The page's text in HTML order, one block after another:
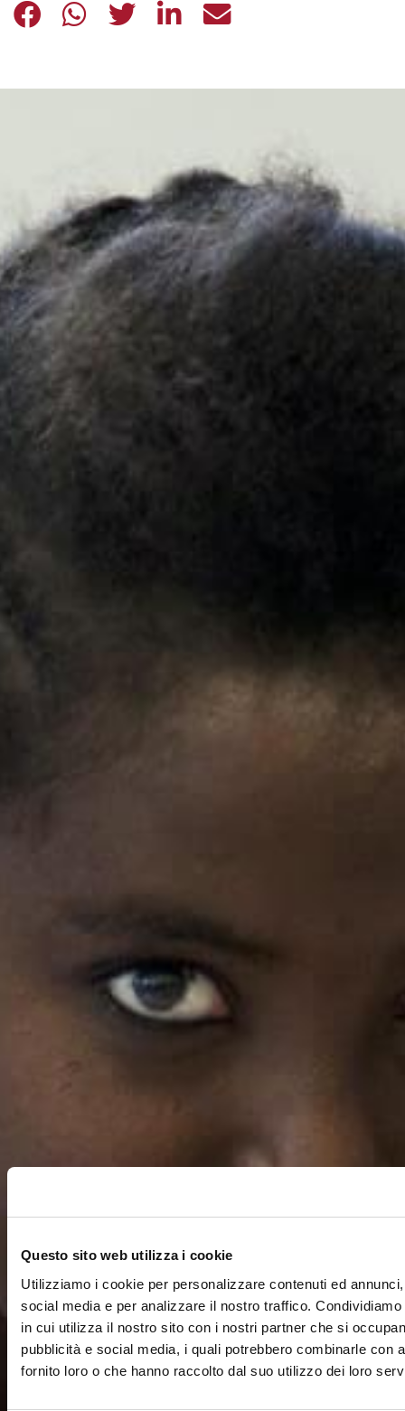
Questo sito web utilizza i cookie
Utilizziamo i cookie per personalizzare contenuti ed
social media e per analizzare il nostro traffico.
in cui utilizza il nostro sito con i nostri partner che si
pubblicità e social media, i quali potrebbero combinarle con
fornito loro o che hanno raccolto dal suo utilizzo dei loro
TUTU E IL DONO DELLA
TUTU E IL DONO DELLA
TUTU E IL DONO DELLA
TUTU E IL DONO
TUTU E IL DONO